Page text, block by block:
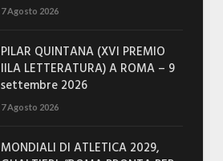
7 Agosto 2026
PILAR QUINTANA (XVI PREMIO
IILA LETTERATURA) A ROMA – 9
settembre 2026
7 Agosto 2026
MONDIALI DI ATLETICA 2029,